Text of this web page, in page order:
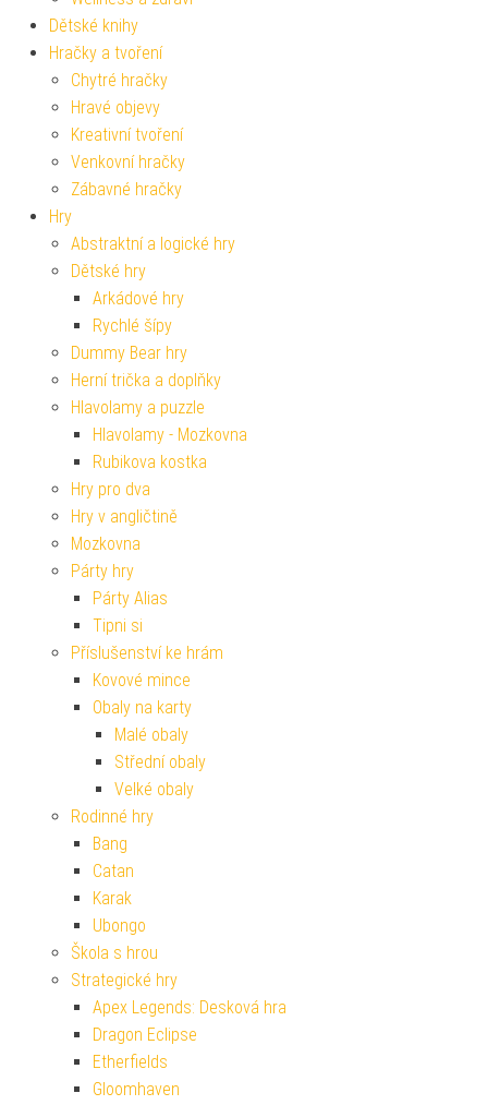
Dětské knihy
Hračky a tvoření
Chytré hračky
Hravé objevy
Kreativní tvoření
Venkovní hračky
Zábavné hračky
Hry
Abstraktní a logické hry
Dětské hry
Arkádové hry
Rychlé šípy
Dummy Bear hry
Herní trička a doplňky
Hlavolamy a puzzle
Hlavolamy - Mozkovna
Rubikova kostka
Hry pro dva
Hry v angličtině
Mozkovna
Párty hry
Párty Alias
Tipni si
Příslušenství ke hrám
Kovové mince
Obaly na karty
Malé obaly
Střední obaly
Velké obaly
Rodinné hry
Bang
Catan
Karak
Ubongo
Škola s hrou
Strategické hry
Apex Legends: Desková hra
Dragon Eclipse
Etherfields
Gloomhaven